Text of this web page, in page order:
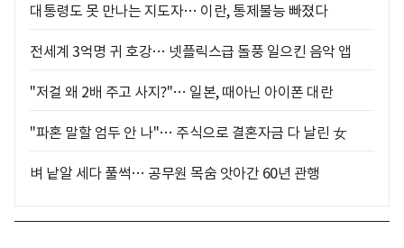
대통령도 못 만나는 지도자… 이란, 통제불능 빠졌다
전세계 3억명 귀 호강… 넷플릭스급 돌풍 일으킨 음악 앱
"저걸 왜 2배 주고 사지?"… 일본, 때아닌 아이폰 대란
"파혼 말할 엄두 안 나"… 주식으로 결혼자금 다 날린 女
벼 낱알 세다 풀썩… 공무원 목숨 앗아간 60년 관행